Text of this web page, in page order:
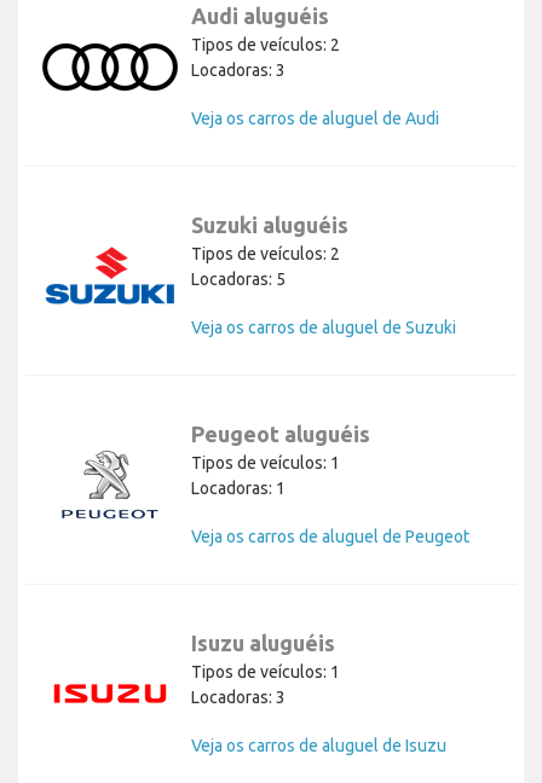
Audi aluguéis
Tipos de veículos: 2
Locadoras: 3
Veja os carros de aluguel de Audi
Suzuki aluguéis
Tipos de veículos: 2
Locadoras: 5
Veja os carros de aluguel de Suzuki
Peugeot aluguéis
Tipos de veículos: 1
Locadoras: 1
Veja os carros de aluguel de Peugeot
Isuzu aluguéis
Tipos de veículos: 1
Locadoras: 3
Veja os carros de aluguel de Isuzu